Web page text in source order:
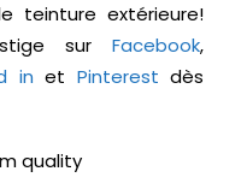
teinture extérieure!
sur Facebook,
in et Pinterest dès